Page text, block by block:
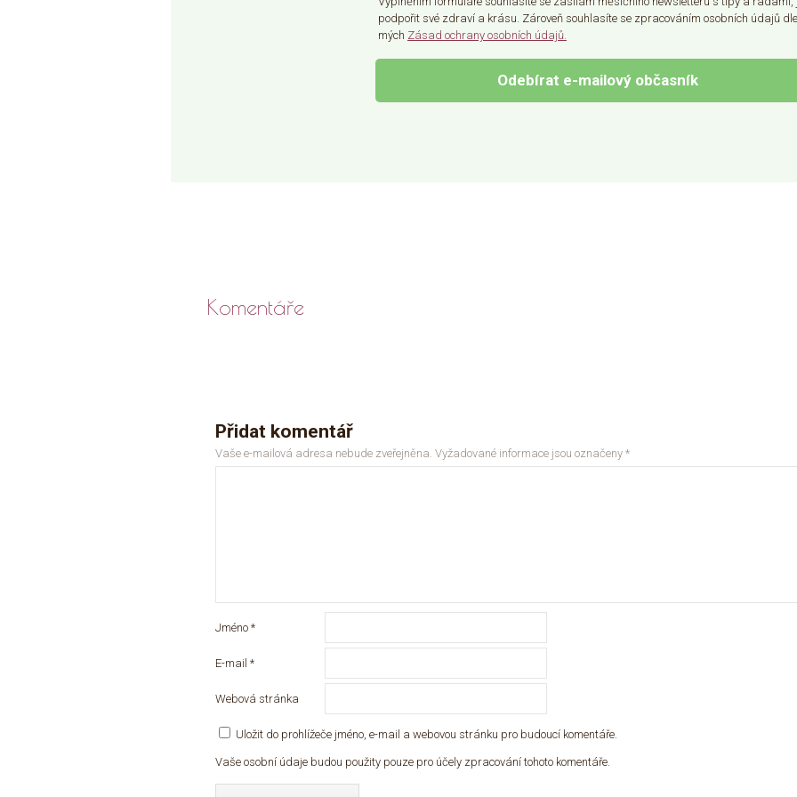
podpořit své zdraví a krásu. Zároveň souhlasíte se zpracováním osobních údajů dle
mých Zásad ochrany osobních údajů.
Odebírat e-mailový občasník
Komentáře
Přidat komentář
Vaše e-mailová adresa nebude zveřejněna. Vyžadované informace jsou označeny *
Jméno *
E-mail *
Webová stránka
Uložit do prohlížeče jméno, e-mail a webovou stránku pro budoucí komentáře.
Vaše osobní údaje budou použity pouze pro účely zpracování tohoto komentáře.